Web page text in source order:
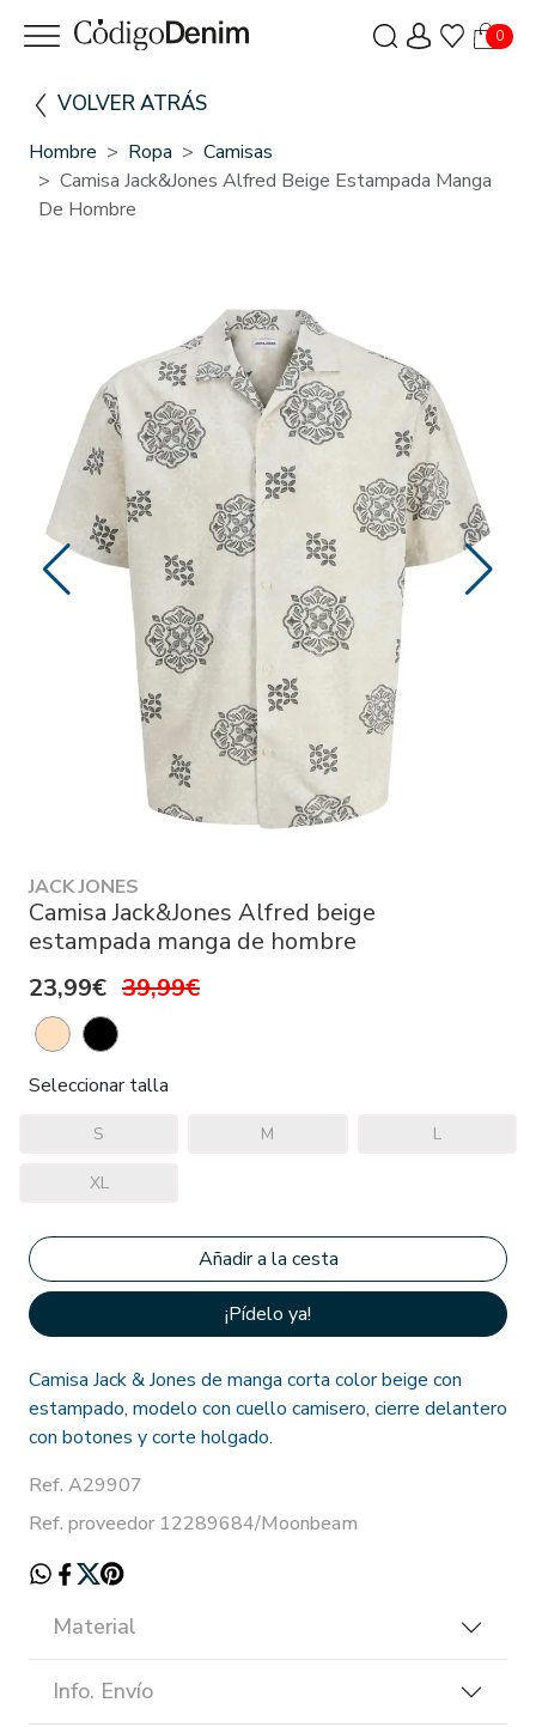
0
VOLVER ATRÁS
Hombre Ropa
Camisas
Camisa Jack&Jones Alfred Beige Estampada Manga
De Hombre
JACK JONES
Camisa Jack&Jones Alfred beige
estampada manga de hombre
23,99€ 39,99€
Seleccionar talla
S M L
XL
¡Pídelo ya!
Camisa Jack & Jones de manga corta color beige con
estampado, modelo con cuello camisero, cierre delantero
con botones y corte holgado.
Ref. A29907
Ref. proveedor 12289684/Moonbeam
Material
Info. Envío